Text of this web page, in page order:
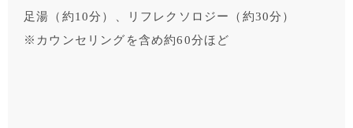
足湯（約10分）、リフレクソロジー（約30分）
※カウンセリングを含め約60分ほど